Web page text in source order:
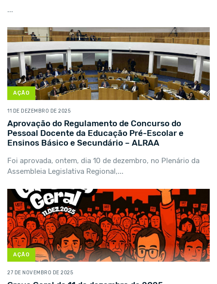
...
AÇÃO
11 DE DEZEMBRO DE 2025
Aprovação do Regulamento de Concurso do
Pessoal Docente da Educação Pré-Escolar e
Ensinos Básico e Secundário – ALRAA
Foi aprovada, ontem, dia 10 de dezembro, no Plenário da
Assembleia Legislativa Regional,...
AÇÃO
27 DE NOVEMBRO DE 2025